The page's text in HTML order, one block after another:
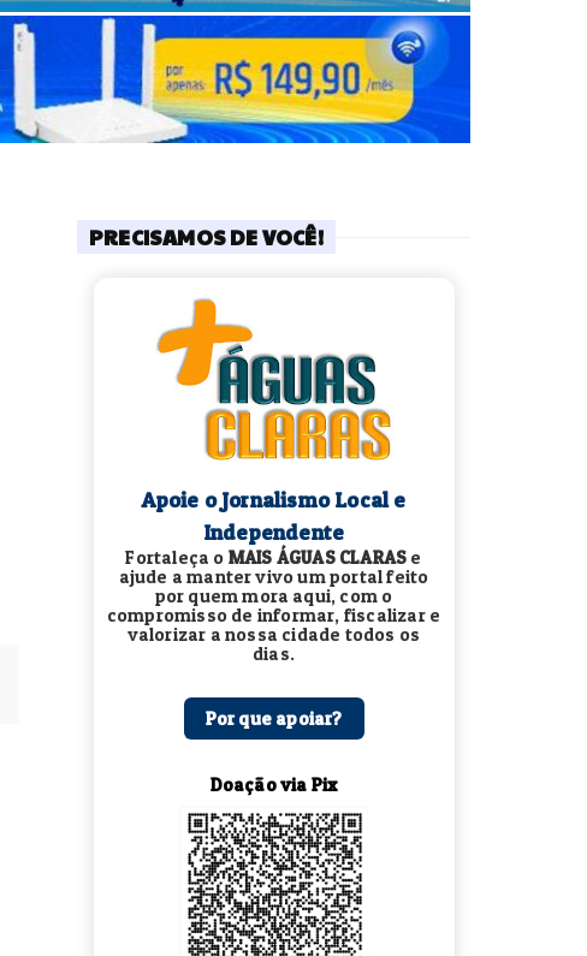
PRECISAMOS DE VOCÊ!
Apoie o Jornalismo Local e
Independente
Fortaleça o MAIS ÁGUAS CLARAS e
ajude a manter vivo um portal feito
por quem mora aqui, com o
compromisso de informar, fiscalizar e
valorizar a nossa cidade todos os
dias.
Por que apoiar?
Doação via Pix